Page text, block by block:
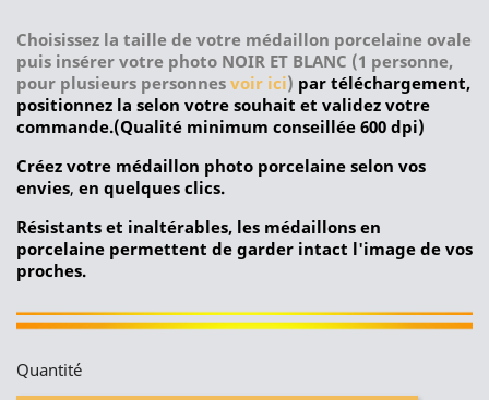
Choisissez la taille de votre médaillon porcelaine ovale
puis insérer votre photo NOIR ET BLANC (1 personne,
pour plusieurs personnes voir ici) par téléchargement,
positionnez la selon votre souhait et validez votre
commande.(Qualité minimum conseillée 600 dpi)
Créez votre médaillon photo porcelaine selon vos
envies, en quelques clics.
Résistants et inaltérables, les médaillons en
porcelaine permettent de garder intact l'image de vos
proches.
Quantité